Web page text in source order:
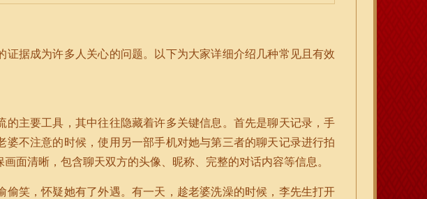
证据成为许多人关心的问题。以下为大家详细介绍几种常见且有效
的主要工具，其中往往隐藏着许多关键信息。首先是聊天记录，手
婆不注意的时候，使用另一部手机对她与第三者的聊天记录进行拍
面清晰，包含聊天双方的头像、昵称、完整的对话内容等信息。
偷笑，怀疑她有了外遇。有一天，趁老婆洗澡的时候，李先生打开